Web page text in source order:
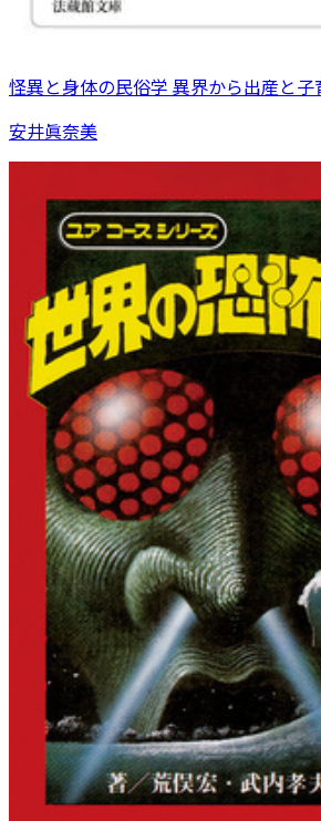
怪異と身体の民俗学 異界から出産と
安井眞奈美